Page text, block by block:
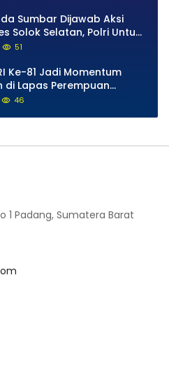
Sumbar Dijawab Aksi
Solok Selatan, Polri Untuk
Sekadar Slogan
51
RI Ke-81 Jadi Momentum
di Lapas Perempuan
46
1 Padang, Sumatera Barat